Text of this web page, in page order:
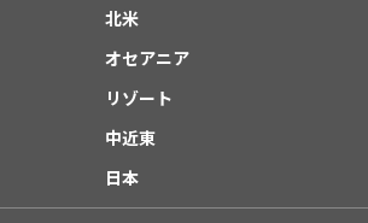
北米
オセアニア
リゾート
中近東
日本